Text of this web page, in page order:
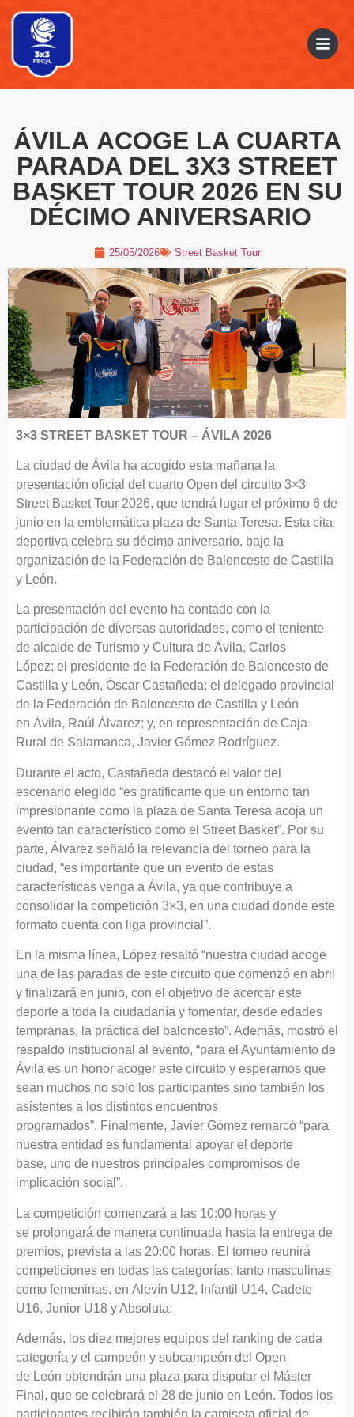
ÁVILA ACOGE LA CUARTA
PARADA DEL 3X3 STREET
BASKET TOUR 2026 EN SU
DÉCIMO ANIVERSARIO
25/05/2026 Street Basket Tour
3×3 STREET BASKET TOUR – ÁVILA 2026
La ciudad de Ávila ha acogido esta mañana la
presentación oficial del cuarto Open del circuito 3×3
Street Basket Tour 2026, que tendrá lugar el próximo 6 de
junio en la emblemática plaza de Santa Teresa. Esta cita
deportiva celebra su décimo aniversario, bajo la
organización de la Federación de Baloncesto de Castilla
y León.
La presentación del evento ha contado con la
participación de diversas autoridades, como el teniente
de alcalde de Turismo y Cultura de Ávila, Carlos
López; el presidente de la Federación de Baloncesto de
Castilla y León, Óscar Castañeda; el delegado provincial
de la Federación de Baloncesto de Castilla y León
en Ávila, Raúl Álvarez; y, en representación de Caja
Rural de Salamanca, Javier Gómez Rodríguez.
Durante el acto, Castañeda destacó el valor del
escenario elegido “es gratificante que un entorno tan
impresionante como la plaza de Santa Teresa acoja un
evento tan característico como el Street Basket”. Por su
parte, Álvarez señaló la relevancia del torneo para la
ciudad, “es importante que un evento de estas
características venga a Ávila, ya que contribuye a
consolidar la competición 3×3, en una ciudad donde este
formato cuenta con liga provincial”.
En la misma línea, López resaltó “nuestra ciudad acoge
una de las paradas de este circuito que comenzó en abril
y finalizará en junio, con el objetivo de acercar este
deporte a toda la ciudadanía y fomentar, desde edades
tempranas, la práctica del baloncesto”. Además, mostró el
respaldo institucional al evento, “para el Ayuntamiento de
Ávila es un honor acoger este circuito y esperamos que
sean muchos no solo los participantes sino también los
asistentes a los distintos encuentros
programados”. Finalmente, Javier Gómez remarcó “para
nuestra entidad es fundamental apoyar el deporte
base, uno de nuestros principales compromisos de
implicación social”.
La competición comenzará a las 10:00 horas y
se prolongará de manera continuada hasta la entrega de
premios, prevista a las 20:00 horas. El torneo reunirá
competiciones en todas las categorías; tanto masculinas
como femeninas, en Alevín U12, Infantil U14, Cadete
U16, Junior U18 y Absoluta.
Además, los diez mejores equipos del ranking de cada
categoría y el campeón y subcampeón del Open
de León obtendrán una plaza para disputar el Máster
Final, que se celebrará el 28 de junio en León. Todos los
participantes recibirán también la camiseta oficial de